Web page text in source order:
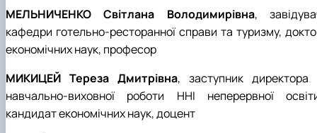
МЕЛЬНИЧЕНКО Світлана Володимирівна,
кафедри готельно-ресторанної справи та туризму,
економічних наук, професор
МИКИЦЕЙ Тереза Дмитрівна, заступник директора
навчально-виховної роботи ННІ неперервної
кандидат економічних наук, доцент